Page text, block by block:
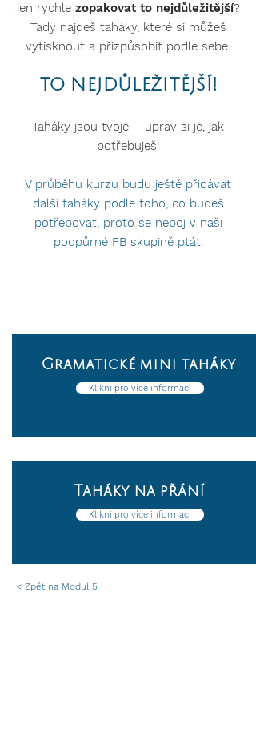
jen rychle zopakovat to nejdůležitější?
Tady najdeš taháky, které si můžeš
vytisknout a přizpůsobit podle sebe.
TO NEJDŮLEŽITĚJŠÍ!
Taháky jsou tvoje – uprav si je, jak
potřebuješ!
V průběhu kurzu budu ještě přidávat
další taháky podle toho, co budeš
potřebovat, proto se neboj v naší
podpůrné FB skupině ptát.
Gramatické mini taháky
Klikni pro více informací
Taháky na přání
Klikni pro více informací
< Zpět na Modul 5